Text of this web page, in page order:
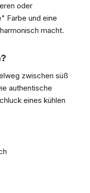
oder
Farbe und eine
macht.
zwischen süß
authentische
eines kühlen